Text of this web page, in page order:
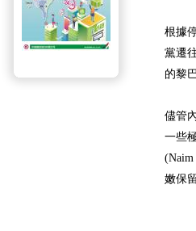
根據
黨遷
的黎
儘管
一些
嫩保